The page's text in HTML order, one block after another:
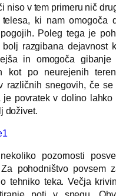
niso v tem primeru nič
ki nam omogoča
Poleg tega je
razgibana dejavnost
in omogoča
kot po neurejenih
različnih snegovih, če se
je povratek v dolino lahko
doživet.
pozornosti
pohodništvo povsem
tehniko teka. Večja